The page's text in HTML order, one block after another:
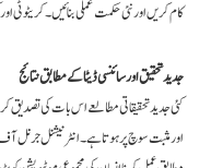
کام کریں اور نئی حکمت عملی بنائیں۔ کریٹوٹی
جدید تحقیق اور سائنسی ڈیٹا کے مطابق نتائج
کئی جدید تحقیقاتی مطالعے اس بات کی تصدیق
اور مثبت سوچ پر ہوتا ہے۔ انٹرنیشنل جرنل